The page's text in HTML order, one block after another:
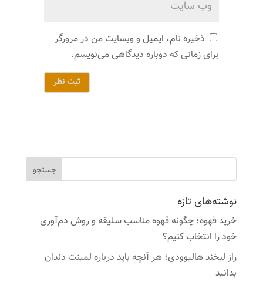
ذخیره نام، ایمیل و وبسایت من در مرورگر
برای زمانی که دوباره دیدگاهی می‌نویسم.
ثبت نظر
نوشته‌های تازه
خرید قهوه؛ چگونه قهوه مناسب سلیقه و روش دم‌آوری
خود را انتخاب کنیم؟
راز لبخند هالیوودی؛ هر آنچه باید درباره لمینت دندان
بدانید